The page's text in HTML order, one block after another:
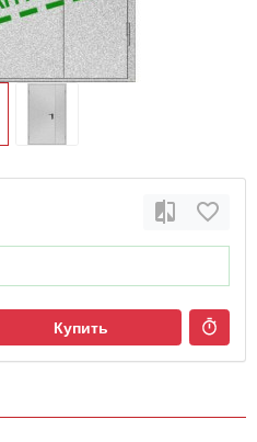
Купить